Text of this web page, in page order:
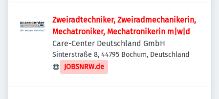
Zweiradtechniker, Zweiradmechanikerin,
Mechatroniker, Mechatronikerin m|w|d
Care-Center Deutschland GmbH
Sinterstraße 8, 44795 Bochum, Deutschland
JOBSNRW.de